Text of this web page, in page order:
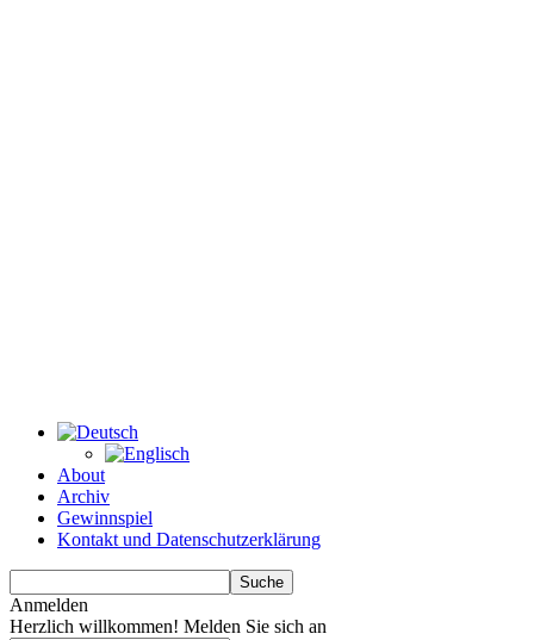
About
Archiv
Gewinnspiel
Kontakt und Datenschutzerklärung
Anmelden
Herzlich willkommen! Melden Sie sich an